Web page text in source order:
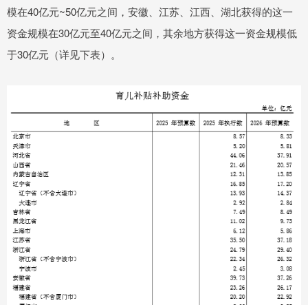
模在40亿元~50亿元之间，安徽、江苏、江西、湖北获得的这一
资金规模在30亿元至40亿元之间，其余地方获得这一资金规模低
于30亿元（详见下表）。